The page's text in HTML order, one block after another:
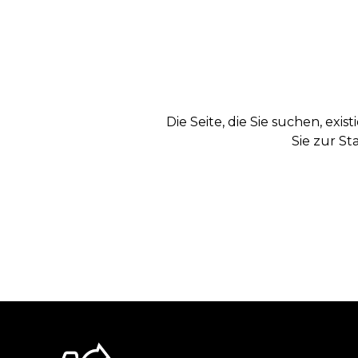
Die Seite, die Sie suchen,
Sie zur